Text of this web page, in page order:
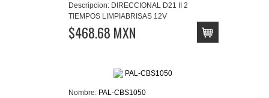
Descripcion: DIRECCIONAL D21 II 2
TIEMPOS LIMPIABRISAS 12V
$468.68 MXN
Nombre: PAL-CBS1050